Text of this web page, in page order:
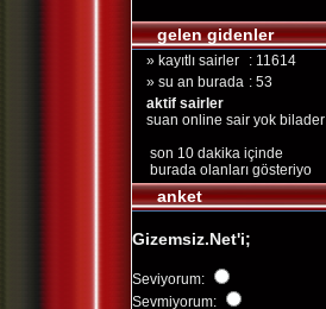
gelen gidenler
» kayıtlı sairler
: 11614
» su an burada : 53
aktif sairler
suan online sair yok bilader
son 10 dakika içinde
burada olanları gösteriyo
anket
Gizemsiz.Net'i;
Seviyorum:
Sevmiyorum: